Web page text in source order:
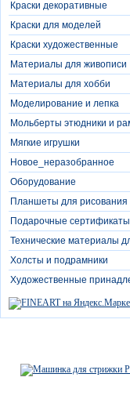
Краски декоративные
Краски для моделей
Краски художественные
Материалы для живописи
Материалы для хобби
Моделирование и лепка
Мольберты этюдники и
Мягкие игрушки
Новое_неразобранное
Оборудование
Планшеты для рисования
Подарочные сертификаты
Технические материалы
Холсты и подрамники
Художественные